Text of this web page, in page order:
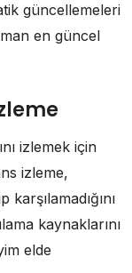
güncellemeleri
en güncel
izlemek için
izleme,
kaynaklarını
elde